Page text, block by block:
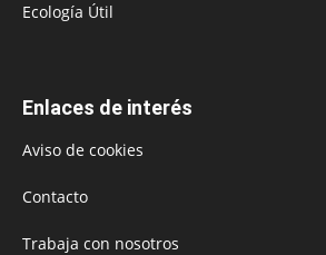
Ecología Útil
Enlaces de interés
Aviso de cookies
Contacto
Trabaja con nosotros